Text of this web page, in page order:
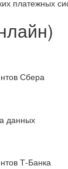
платежных
Сбера
данных
Т-Банка